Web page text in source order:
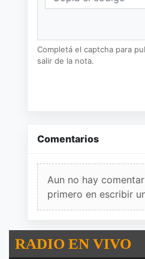
Completá el captcha para
salir de la nota.
Comentarios
Aun no hay
primero en escribir
RADIO EN VIVO